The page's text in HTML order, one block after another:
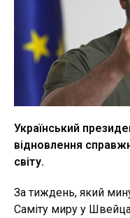
Український
відновлення
світу.
За тиждень, який
Саміту миру у